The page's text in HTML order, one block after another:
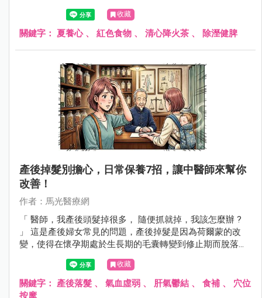
心臟負擔加重、情緒波動、煩躁不安，進而影響腸胃道消
化、睡眠、甚至是心血管不適；因此初夏養生的重點在於
「清熱養心安神」。
收藏
關鍵字： 夏養心、 紅色食物 、 清心降火茶 、 除溼健脾
產後掉髮別擔心，日常保養7招，讓中醫師來幫你
改善！
作者：馬光醫療網
「 醫師，我產後頭髮掉很多， 隨便抓就掉，我該怎麼辦 ?
」 這是產後婦女常見的問題，產後掉髮是因為荷爾蒙的改
變，使得在懷孕期處於生長期的毛囊轉變到修止期而脫落，
通常在產後3到6個月開始，半年後會慢慢恢復，此外情緒壓
力、身心疲勞、氣血虛弱等情形會加劇產後掉髮的情況，如
果產後掉髮持續超過一年或掉髮嚴重 ，就應該尋求中醫師幫
忙調理。
收藏
關鍵字： 產後落髮 、 氣血虛弱 、 肝氣鬱結 、 食補 、 穴位
按摩